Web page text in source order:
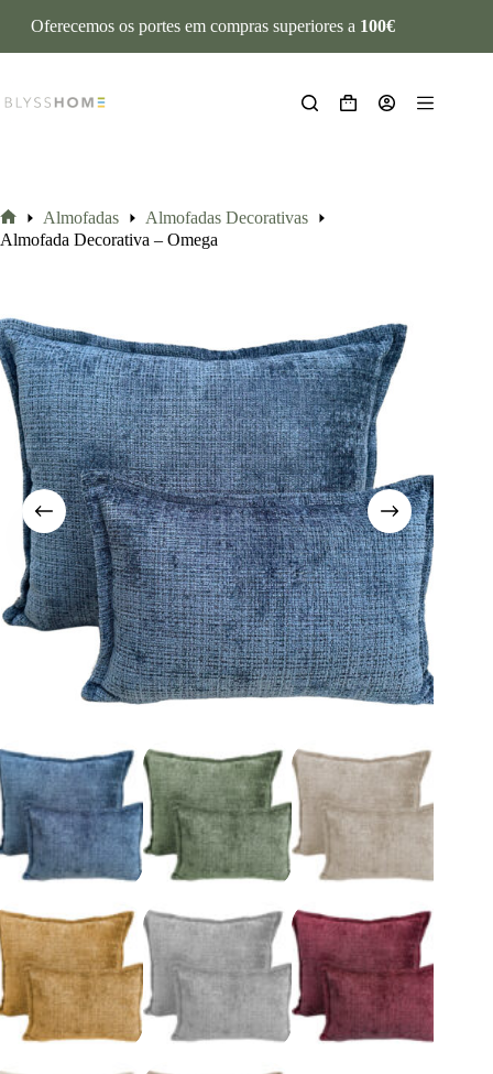
Oferecemos os portes em compras superiores a 100€
Almofadas
Almofadas Decorativas
Almofada Decorativa – Omega